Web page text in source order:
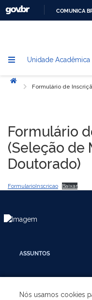
COMUNICA
Unidade Acadêmica
Início
Formulário de
Formulário
(Seleção de
Doutorado)
FormularioInscricao Baixar
ASSUNTOS
Nós usamos cookies